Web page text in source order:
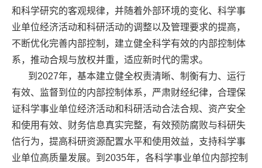
和科学研究的客观规律，并随着外部环境的变化、科学事
业单位经济活动和科研活动的调整以及管理要求的提高，
不断优化完善内部控制，建立健全科学有效的内部控制体
系，推动合规与放权并重，适应新时代的需求。
到2027年，基本建立健全权责清晰、制衡有力、运行
有效、监督到位的内部控制体系，严肃财经纪律，合理保
证科学事业单位经济活动和科研活动合法合规、资产安全
和使用有效、财务信息真实完整，有效预防腐败与科研失
信行为，提高科研资源配置水平和使用效益，支持科学事
业单位高质量发展。到2035年，各科学事业单位内部控制